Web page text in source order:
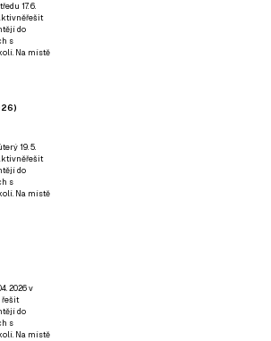
17. 6.
do
s
Na místě
19. 5.
do
s
Na místě
2026 v
řešit
do
s
Na místě